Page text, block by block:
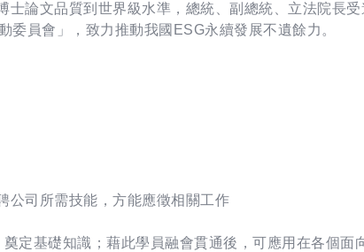
士論文品質到世界級水準，總統、副總統、立法院長
員會」，致力推動我國ESG永續發展不遺餘力。
公司所需技能，方能應徵相關工作
定基礎知識；藉此學員融會貫通後，可應用在各個面